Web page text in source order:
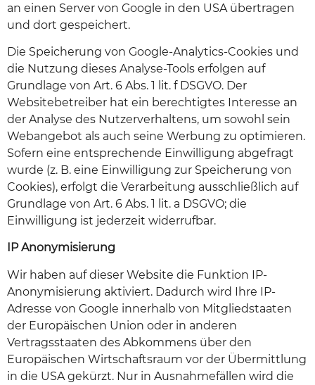
an einen Server von Google in den USA übertragen
und dort gespeichert.
Die Speicherung von Google-Analytics-Cookies und
die Nutzung dieses Analyse-Tools erfolgen auf
Grundlage von Art. 6 Abs. 1 lit. f DSGVO. Der
Websitebetreiber hat ein berechtigtes Interesse an
der Analyse des Nutzerverhaltens, um sowohl sein
Webangebot als auch seine Werbung zu optimieren.
Sofern eine entsprechende Einwilligung abgefragt
wurde (z. B. eine Einwilligung zur Speicherung von
Cookies), erfolgt die Verarbeitung ausschließlich auf
Grundlage von Art. 6 Abs. 1 lit. a DSGVO; die
Einwilligung ist jederzeit widerrufbar.
IP Anonymisierung
Wir haben auf dieser Website die Funktion IP-
Anonymisierung aktiviert. Dadurch wird Ihre IP-
Adresse von Google innerhalb von Mitgliedstaaten
der Europäischen Union oder in anderen
Vertragsstaaten des Abkommens über den
Europäischen Wirtschaftsraum vor der Übermittlung
in die USA gekürzt. Nur in Ausnahmefällen wird die